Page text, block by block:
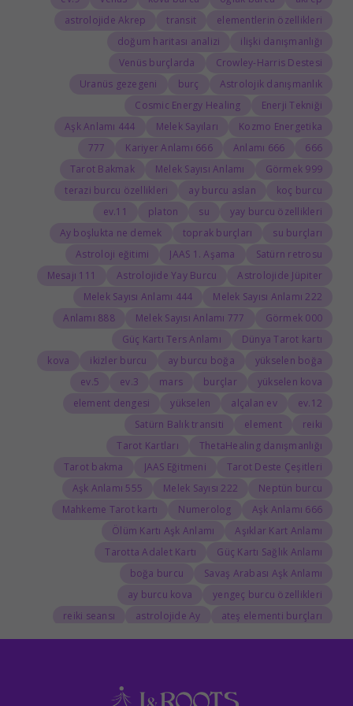
elementlerin özellikleri
transit
astrolojide Akrep
ilişki danışmanlığı
doğum haritası analizi
Crowley-Harris Destesi
Venüs burçlarda
Astrolojik danışmanlık
burç
Uranüs gezegeni
Enerji Tekniği
Cosmic Energy Healing
Kozmo Energetika
Melek Sayıları
444 Aşk Anlamı
666
666 Anlamı
666 Kariyer Anlamı
777
999 Görmek
Melek Sayısı Anlamı
Tarot Bakmak
koç burcu
ay burcu aslan
terazi burcu özellikleri
yay burcu özellikleri
su
platon
11.ev
su burçları
toprak burçları
Ay boşlukta ne demek
Satürn retrosu
JAAS 1. Aşama
Astroloji eğitimi
Astrolojide Jüpiter
Astrolojide Yay Burcu
111 Mesajı
222 Melek Sayısı Anlamı
444 Melek Sayısı Anlamı
000 Görmek
777 Melek Sayısı Anlamı
888 Anlamı
Dünya Tarot kartı
Güç Kartı Ters Anlamı
yükselen boğa
ay burcu boğa
ikizler burcu
kova
yükselen kova
burçlar
mars
3.ev
5.ev
12.ev
alçalan ev
yükselen
element dengesi
reiki
element
Satürn Balık transiti
ThetaHealing danışmanlığı
Tarot Kartları
Tarot Deste Çeşitleri
JAAS Eğitmeni
Tarot bakma
Neptün burcu
222 Melek Sayısı
555 Aşk Anlamı
666 Aşk Anlamı
Numerolog
Mahkeme Tarot kartı
Aşıklar Kart Anlamı
Ölüm Kartı Aşk Anlamı
Güç Kartı Sağlık Anlamı
Tarotta Adalet Kartı
Savaş Arabası Aşk Anlamı
boğa burcu
yengeç burcu özellikleri
ay burcu kova
ateş elementi burçları
astrolojide Ay
reiki seansı
astrolog
Doğum Haritasında Mars
Tarolog
777 Görmek
888 Manevi Anlamı